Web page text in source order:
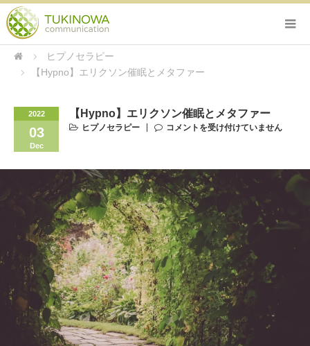
ヒプノセラピー
【Hypno】エリクソン催眠とメタファー
2022
03
Dec
【Hypno】エリクソン催眠とメタファー
ヒプノセラピー コメントを受け付けていません